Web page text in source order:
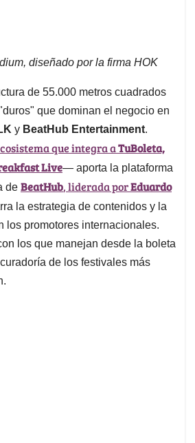
diseñado por la firma HOK
de 55.000 metros cuadrados
que dominan el negocio en
y BeatHub Entertainment.
que integra aTuBoleta,
Live— aporta la plataforma
de BeatHub, liderada porEduardo
la estrategia de contenidos y la
los promotores internacionales.
los que manejan desde la boleta
de los festivales más